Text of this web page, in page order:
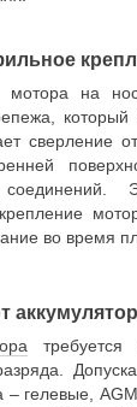
мотора на
который
сверление
во время
требуется
гелевые,